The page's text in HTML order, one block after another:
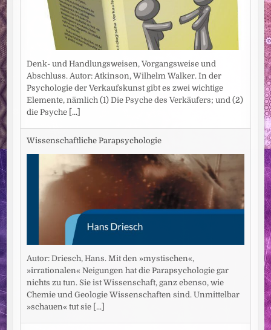
Denk- und Handlungsweisen, Vorgangsweise und
Abschluss. Autor: Atkinson, Wilhelm Walker. In der
Psychologie der Verkaufskunst gibt es zwei wichtige
Elemente, nämlich (1) Die Psyche des Verkäufers; und (2)
die Psyche [...]
Wissenschaftliche Parapsychologie
Autor: Driesch, Hans. Mit den »mystischen«,
»irrationalen« Neigungen hat die Parapsychologie gar
nichts zu tun. Sie ist Wissenschaft, ganz ebenso, wie
Chemie und Geologie Wissenschaften sind. Unmittelbar
»schauen« tut sie [...]